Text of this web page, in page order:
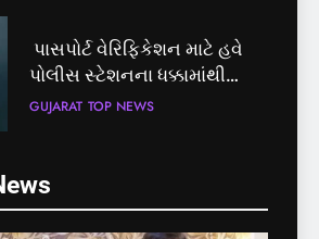
પાસપોર્ટ વેરિફિકેશન માટે હવે
પોલીસ સ્ટેશનના ધક્કામાંથી
મુક્તિ,ગુજરાતમાં વેરિફિકેશન
GUJARAT TOP NEWS
રાજ્યસભામાં ‘જન્મ અને મૃત્યુ
કોડીનારના છારા દરિયાકાંઠે પાંચ
કિશોરો ડૂબ્યા, 3નો બચાવ, 2
GUJARAT TOP NEWS
પાસપોર્ટ વેરિફિકેશન માટે હવે
પોલીસ સ્ટેશનના ધક્કામાંથી